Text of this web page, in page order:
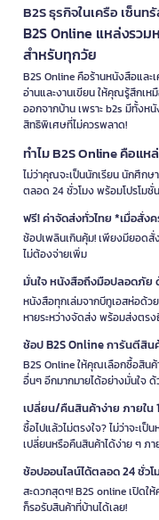
B2S ธุรกิจในเครือ เซ็น
B2S Online แหล่งรวม
สำหรับทุกวัย
B2S Online คือร้านหนังสือและ
อ่านและงานเขียน ให้คุณรู้สึกเ
ออกจากบ้าน เพราะ b2s มีทั้ง
สิทธิพิเศษที่ไม่ควรพลาด!
ทำไม B2S Online คือแ
ไม่ว่าคุณจะเป็นนักเรียน นักศึก
ตลอด 24 ชั่วโมง พร้อมโปรโมชั่
ฟรี! ค่าจัดส่งทั่วไทย *เมื่อสั่
ช้อปเพลินเกินคุ้ม! เพียงมียอด
ไม่ต้องจ่ายเพิ่ม
มั่นใจ หนังสือถึงมือปลอดภัย
หนังสือทุกเล่มจากบีทูเอสห่อด้ว
หายระหว่างจัดส่ง พร้อมส่งต
ช้อป B2S Online การันตีสิน
B2S Online ให้คุณเลือกซื้อสินค้
อื่นๆ อีกมากมายได้อย่างมั่นใจ
เปลี่ยน/คืนสินค้าง่าย ภายใน
ซื้อไปแล้วไม่ตรงใจ? ไม่ว่าจะ
เปลี่ยนหรือคืนสินค้าได้ง่าย ๆ ภ
ช้อปออนไลน์ได้ตลอด 24 ชั่วโ
สะดวกสุดๆ! B2S online เปิด
ก็รอรับสินค้าที่บ้านได้เลย!